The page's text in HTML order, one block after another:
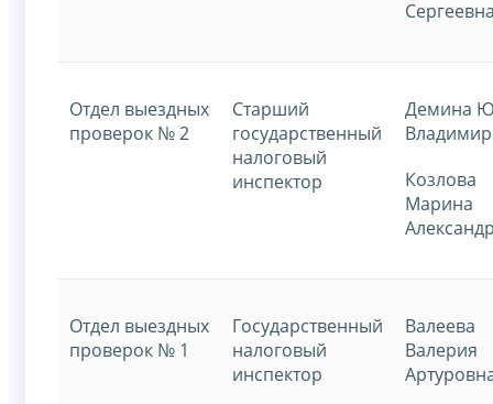
Отдел выездных
проверок № 2
Старший
государственный
налоговый
инспектор
Демина
Козлова
Марина
Отдел выездных
проверок № 1
Государственный
налоговый
инспектор
Валеева
Валерия